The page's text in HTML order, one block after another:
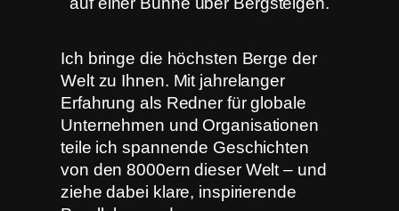
Ich bringe die höchsten Berge der
Welt zu Ihnen. Mit jahrelanger
Erfahrung als Redner für globale
Unternehmen und Organisationen
teile ich spannende Geschichten
von den 8000ern dieser Welt – und
ziehe dabei klare, inspirierende